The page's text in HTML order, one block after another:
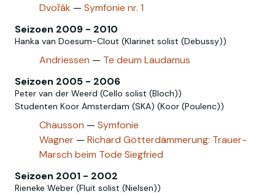
Dvořák — Symfonie nr. 1
Seizoen 2009 - 2010
Hanka van Doesum-Clout (Klarinet solist (Debussy))
Andriessen — Te deum Laudamus
Seizoen 2005 - 2006
Peter van der Weerd (Cello solist (Bloch))
Studenten Koor Amsterdam (SKA) (Koor (Poulenc))
Chausson — Symfonie
Wagner — Richard Götterdämmerung: Trauer-
Marsch beim Tode Siegfried
Seizoen 2001 - 2002
Rieneke Weber (Fluit solist (Nielsen‎))